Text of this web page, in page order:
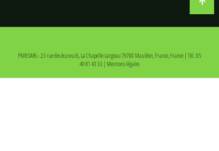
PMB SARL - 23 rue des écureuils, La Chapelle-Largeau 79700 Mauléon, France, France | Tél. 05
49 81 43 33 | Mentions légales